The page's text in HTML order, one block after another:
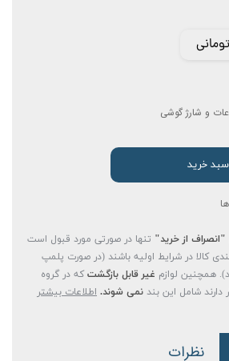
و شارژ گوشی
خرید
"انصراف از خرید" تنها در صورتی مورد قبول است
کالا در شرایط اولیه باشند (در صورت پلمپ
همچنین لوازم غیر قابل بازگشت که در گروه
دارند شامل این بند نمی شوند. اطلاعات بیشتر
نظرات